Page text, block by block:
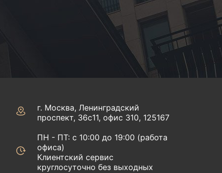
г. Москва, Ленинградский
проспект, 36с11, офис 310, 125167
ПН - ПТ: с 10:00 до 19:00 (работа
офиса)
Клиентский сервис
круглосуточно без выходных